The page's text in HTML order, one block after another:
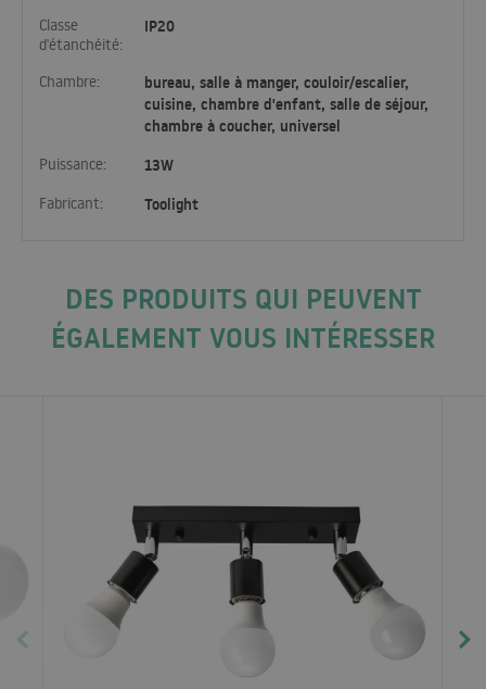
Classe
d'étanchéité:
IP20
Chambre:
bureau, salle à manger, couloir/escalier,
cuisine, chambre d'enfant, salle de séjour,
chambre à coucher, universel
Puissance: 13W
Fabricant: Toolight
DES PRODUITS QUI PEUVENT
ÉGALEMENT VOUS INTÉRESSER